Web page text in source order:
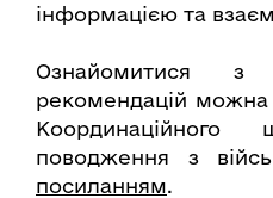
інформацією та
Ознайомитися з
рекомендацій можна
поводження з
посиланням.